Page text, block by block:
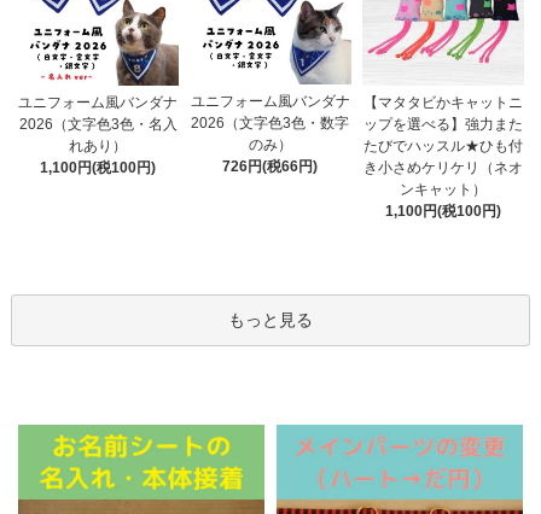
ユニフォーム風バンダナ
2026（文字色3色・名入
れあり）
1,100円(税100円)
ユニフォーム風バンダナ
2026（文字色3色・数字
のみ）
726円(税66円)
【マタタビかキャットニ
ップを選べる】強力また
たびでハッスル★ひも付
き小さめケリケリ（ネオ
ンキャット）
1,100円(税100円)
もっと見る